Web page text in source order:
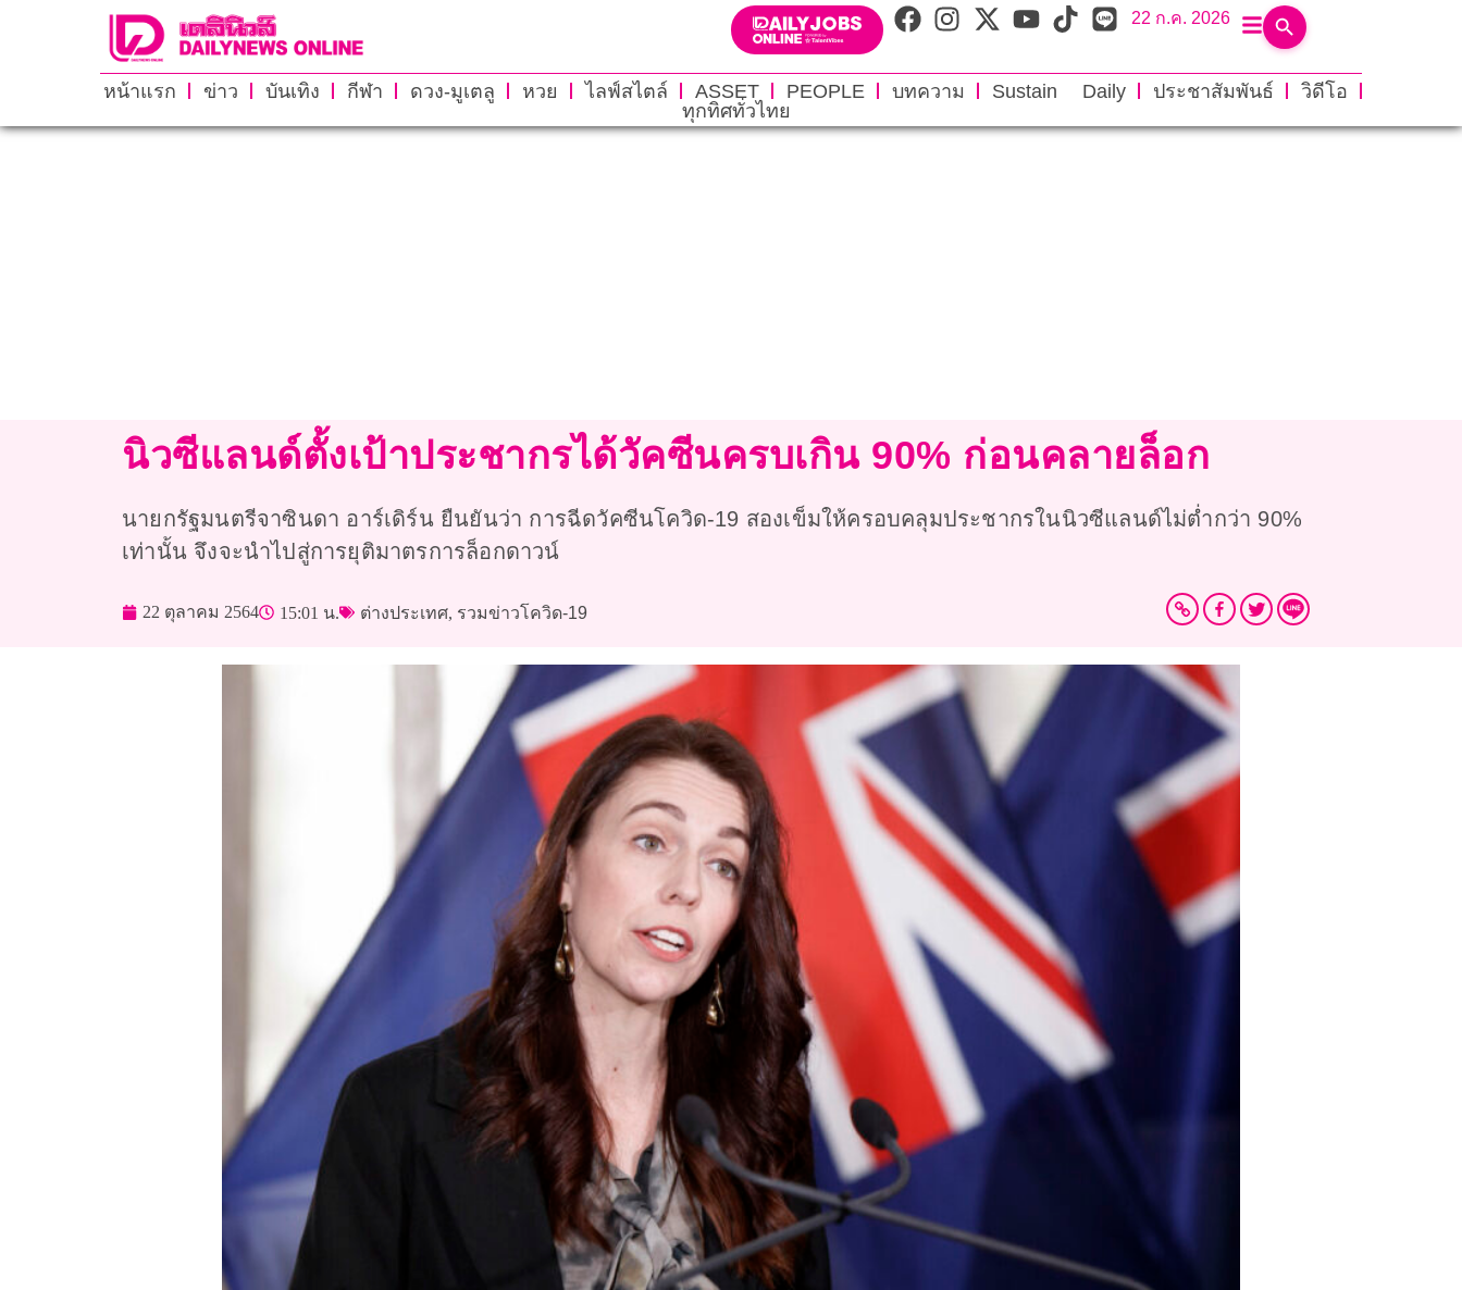
22 ก.ค. 2026
หน้าแรก ข่าว บันเทิง กีฬา ดวง-มูเตลู หวย ไลฟ์สไตล์ ASSET PEOPLE บทความ Sustain Daily ประชาสัมพันธ์
วิดีโอ
ทุกทิศทั่วไทย
นิวซีแลนด์ตั้งเป้าประชากรได้วัคซีนครบเกิน 90% ก่อนคลายล็อก
นายกรัฐมนตรีจาซินดา อาร์เดิร์น ยืนยันว่า การฉีดวัคซีนโควิด-19 สองเข็มให้ครอบคลุมประชากรในนิวซีแลนด์ไม่ต่ำกว่า 90%
เท่านั้น จึงจะนำไปสู่การยุติมาตรการล็อกดาวน์
22 ตุลาคม 2564 15:01 น. ต่างประเทศ, รวมข่าวโควิด-19